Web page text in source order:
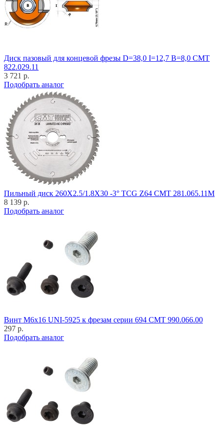
Диск пазовый для концевой фрезы D=38,0 I=12,7 B=8,0 CMT
822.029.11
3 721 р.
Подобрать аналог
Пильный диск 260X2.5/1.8X30 -3° TCG Z64 CMT 281.065.11M
8 139 р.
Подобрать аналог
Винт M6x16 UNI-5925 к фрезам серии 694 CMT 990.066.00
297 р.
Подобрать аналог